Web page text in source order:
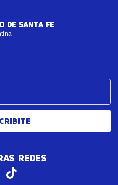
DE SANTA FE
REDES